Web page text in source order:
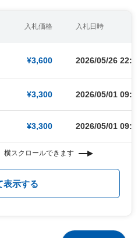
入札価格 入札日時
¥3,600 2026/05/26
¥3,300 2026/05/01
¥3,300 2026/05/01
横スクロールできます
表示する